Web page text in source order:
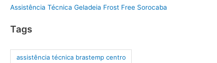
Assistência Técnica Geladeia Frost Free Sorocaba
Tags
assistência técnica brastemp centro